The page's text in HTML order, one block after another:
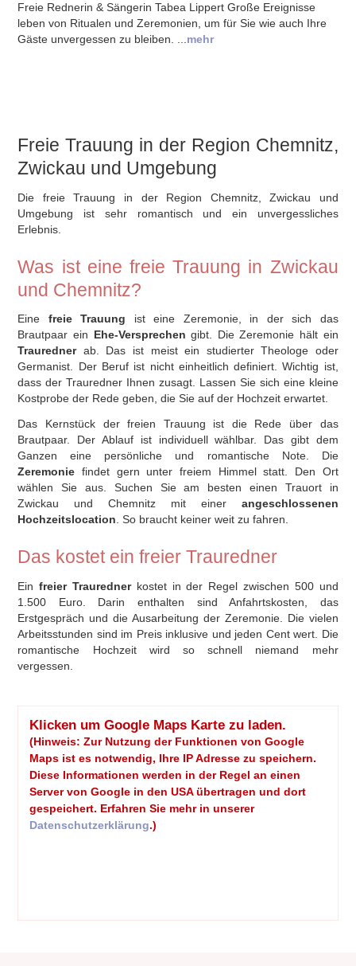
Freie Rednerin & Sängerin Tabea Lippert Große Ereignisse
leben von Ritualen und Zeremonien, um für Sie wie auch Ihre
Gäste unvergessen zu bleiben. ... mehr
Freie Trauung in der Region Chemnitz,
Zwickau und Umgebung
Die freie Trauung in der Region Chemnitz, Zwickau und
Umgebung ist sehr romantisch und ein unvergessliches
Erlebnis.
Was ist eine freie Trauung in Zwickau
und Chemnitz?
Eine freie Trauung ist eine Zeremonie, in der sich das
Brautpaar ein Ehe-Versprechen gibt. Die Zeremonie hält ein
Traurednerab. Das ist meist ein studierter Theologe oder
Germanist. Der Beruf ist nicht einheitlich definiert. Wichtig ist,
dass der Trauredner Ihnen zusagt. Lassen Sie sich eine kleine
Kostprobe der Rede geben, die Sie auf der Hochzeit erwartet.
Das Kernstück der freien Trauung ist die Rede über das
Brautpaar. Der Ablauf ist individuell wählbar. Das gibt dem
Ganzen eine persönliche und romantische Note. Die
Zeremonie findet gern unter freiem Himmel statt. Den Ort
wählen Sie aus. Suchen Sie am besten einen Trauort in
Zwickau und Chemnitz mit einer angeschlossenen
Hochzeitslocation . So braucht keiner weit zu fahren.
Das kostet ein freier Trauredner
Einfreier Traurednerkostet in der Regel zwischen 500 und
1.500 Euro. Darin enthalten sind Anfahrtskosten, das
Erstgespräch und die Ausarbeitung der Zeremonie. Die vielen
Arbeitsstunden sind im Preis inklusive und jeden Cent wert. Die
romantische Hochzeit wird so schnell niemand mehr
vergessen.
Klicken um Google Maps Karte zu laden.
(Hinweis: Zur Nutzung der Funktionen von Google
Maps ist es notwendig, Ihre IP Adresse zu speichern.
Diese Informationen werden in der Regel an einen
Server von Google in den USA übertragen und dort
gespeichert. Erfahren Sie mehr in unserer
Datenschutzerklärung.)